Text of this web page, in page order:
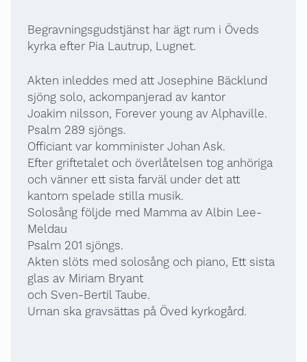
Begravningsgudstjänst har ägt rum i Öveds
kyrka efter Pia Lautrup, Lugnet.
Akten inleddes med att Josephine Bäcklund
sjöng solo, ackompanjerad av kantor
Joakim nilsson, Forever young av Alphaville.
Psalm 289 sjöngs.
Officiant var komminister Johan Ask.
Efter griftetalet och överlåtelsen tog anhöriga
och vänner ett sista farväl under det att
kantorn spelade stilla musik.
Solosång följde med Mamma av Albin Lee-
Meldau
Psalm 201 sjöngs.
Akten slöts med solosång och piano, Ett sista
glas av Miriam Bryant
och Sven-Bertil Taube.
Urnan ska gravsättas på Öved kyrkogård.